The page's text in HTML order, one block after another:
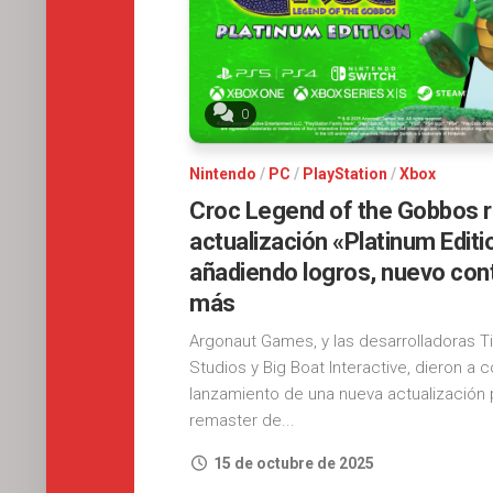
0
Nintendo / PC / PlayStation /Xbox
Croc Legend of the Gobbos
actualización «Platinum
añadiendo logros, nuevo
más
Argonaut Games, y las desarrolladoras
Studios y Big Boat Interactive, dieron a
lanzamiento de una nueva actualización
remaster de...
15 de octubre de 2025